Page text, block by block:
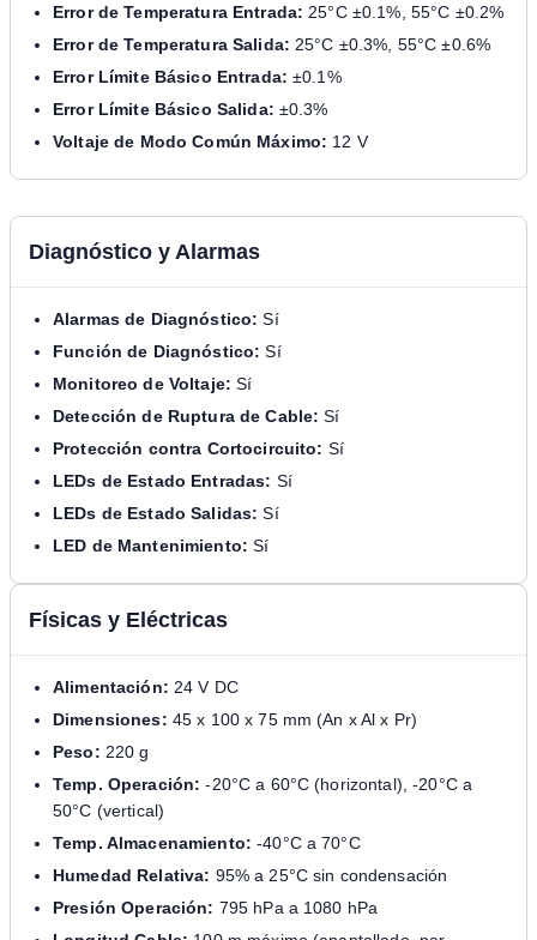
Error de Temperatura Entrada: 25°C ±0.1%, 55°C ±0.2%
Error de Temperatura Salida: 25°C ±0.3%, 55°C ±0.6%
Error Límite Básico Entrada: ±0.1%
Error Límite Básico Salida: ±0.3%
Voltaje de Modo Común Máximo: 12 V
Diagnóstico y Alarmas
Alarmas de Diagnóstico: Sí
Función de Diagnóstico: Sí
Monitoreo de Voltaje: Sí
Detección de Ruptura de Cable: Sí
Protección contra Cortocircuito: Sí
LEDs de Estado Entradas: Sí
LEDs de Estado Salidas: Sí
LED de Mantenimiento: Sí
Físicas y Eléctricas
Alimentación: 24 V DC
Dimensiones: 45 x 100 x 75 mm (An x Al x Pr)
Peso: 220 g
Temp. Operación: -20°C a 60°C (horizontal), -20°C a
50°C (vertical)
Temp. Almacenamiento: -40°C a 70°C
Humedad Relativa: 95% a 25°C sin condensación
Presión Operación: 795 hPa a 1080 hPa